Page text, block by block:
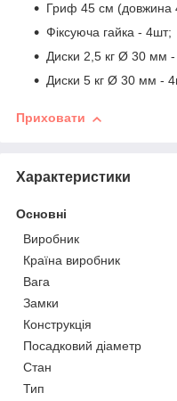
Гриф 45 см (довжина
Фіксуюча гайка - 4шт;
Диски 2,5 кг Ø 30 мм
Диски 5 кг Ø 30 мм -
Приховати
Характеристики
Основні
Виробник
Країна виробник
Вага
Замки
Конструкція
Посадковий діаметр
Стан
Тип